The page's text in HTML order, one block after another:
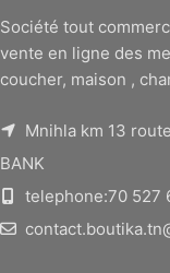
Société tout
vente en ligne des
coucher, maison ,
Mnihla km 13
BANK
telephone:70 527